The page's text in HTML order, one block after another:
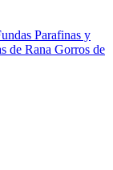
Parafinas y
de Rana Gorros de